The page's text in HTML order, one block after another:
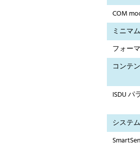
COM
ミニマ
フォー
コンテ
ISDU パ
システ